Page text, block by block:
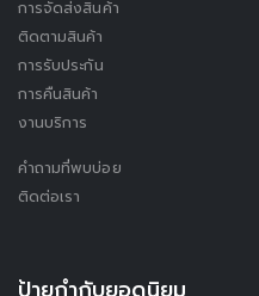
การจัดส่งสินค้า
ติดตามสินค้า
การรับประกัน
การคืนสินค้า
งานบริการ
คำถามที่พบบ่อย
ติดต่อเรา